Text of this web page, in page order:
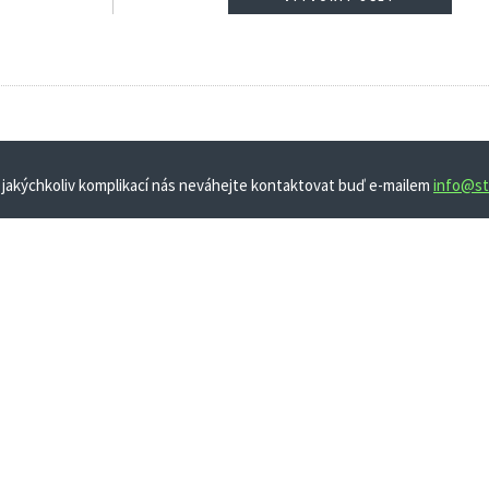
jakýchkoliv komplikací nás neváhejte kontaktovat buď e-mailem